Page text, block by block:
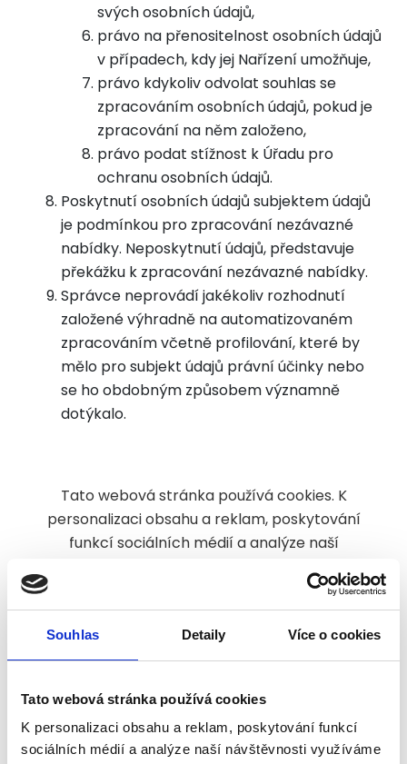
Souhlas Detaily Více o cookies
Tato webová stránka používá cookies
K personalizaci obsahu a reklam, poskytování funkcí
sociálních médií a analýze naší návštěvnosti využíváme
svých osobních údajů,
právo na přenositelnost osobních údajů
v případech, kdy jej Nařízení umožňuje,
právo kdykoliv odvolat souhlas se
zpracováním osobních údajů, pokud je
zpracování na něm založeno,
právo podat stížnost k Úřadu pro
ochranu osobních údajů.
Poskytnutí osobních údajů subjektem údajů
je podmínkou pro zpracování nezávazné
nabídky. Neposkytnutí údajů, představuje
překážku k zpracování nezávazné nabídky.
Správce neprovádí jakékoliv rozhodnutí
založené výhradně na automatizovaném
zpracováním včetně profilování, které by
mělo pro subjekt údajů právní účinky nebo
se ho obdobným způsobem významně
dotýkalo.
Tato webová stránka používá cookies. K
personalizaci obsahu a reklam, poskytování
funkcí sociálních médií a analýze naší
Informace o tom, jak náš web používáte, sdílíme
se svými partnery pro sociální média, inzerci a
analýzy. Partneři tyto údaje mohou zkombinovat s
dalšími informacemi, které jste jim poskytli nebo
služby.
Cookies jsou malé textové soubory, které mohou